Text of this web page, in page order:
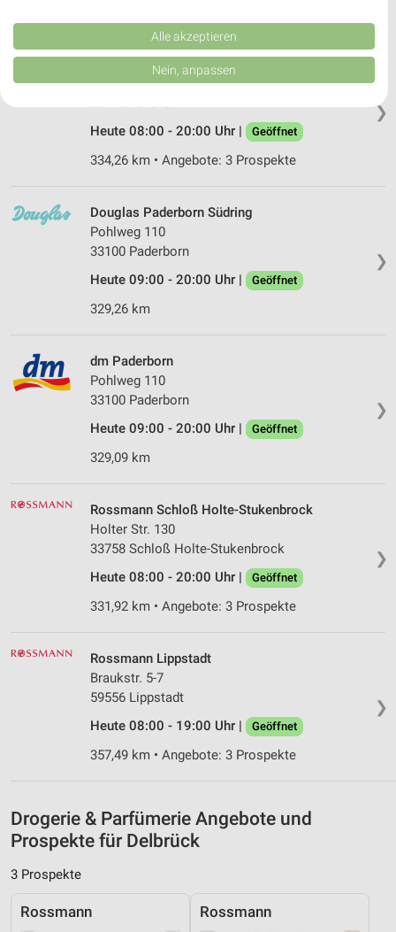
❯
Rossmann Borchen
Bahnhofstr. 7
Heute 08:00 - 20:00 Uhr |
Geöffnet
334,26 km • Angebote: 3 Prospekte
❯
Douglas Paderborn Südring
Pohlweg 110
33100 Paderborn
Heute 09:00 - 20:00 Uhr |
Geöffnet
329,26 km
❯
dm Paderborn
Pohlweg 110
33100 Paderborn
Heute 09:00 - 20:00 Uhr |
Geöffnet
329,09 km
❯
Rossmann Schloß Holte-Stukenbrock
Holter Str. 130
33758 Schloß Holte-Stukenbrock
Heute 08:00 - 20:00 Uhr |
Geöffnet
331,92 km • Angebote: 3 Prospekte
❯
Rossmann Lippstadt
Braukstr. 5-7
59556 Lippstadt
Heute 08:00 - 19:00 Uhr |
Geöffnet
357,49 km • Angebote: 3 Prospekte
Drogerie & Parfümerie Angebote und
Prospekte für Delbrück
3 Prospekte
Rossmann Rossmann
Kombinationen von Daten aus verschiedenen Quellen. Entwicklung und
Verbesserung der Angebote. Verwendung reduzierter Daten zur Auswahl
von Inhalten.
Daten können außerhalb der Europäischen Union weitergegeben und in die
Website/App.
Partnerliste anzeigen (1 IAB-Anbieter)
Wir nutzen Ihre Daten für folgende Zwecke:
Speichern von oder Zugriff auf Informationen
auf einem Endgerät
Verwendung reduzierter Daten zur Auswahl von
Werbeanzeigen
Erstellung von Profilen für personalisierte
Verwendung von Profilen zur Auswahl
personalisierter Werbung
von Inhalten
Verwendung von Profilen zur Auswahl
Messung der Werbeleistung
Messung der Performance von Inhalten
Analyse von Zielgruppen durch Statistiken oder
Kombinationen von Daten aus verschiedenen
Entwicklung und Verbesserung der Angebote
Verwendung reduzierter Daten zur Auswahl von
IAB-Besonderheiten:
Verwendung genauer Standortdaten
Informationen identifizieren
Nicht-IAB-Verarbeitungszwecke:
Notwendig
Alle akzeptieren
Nein, anpassen